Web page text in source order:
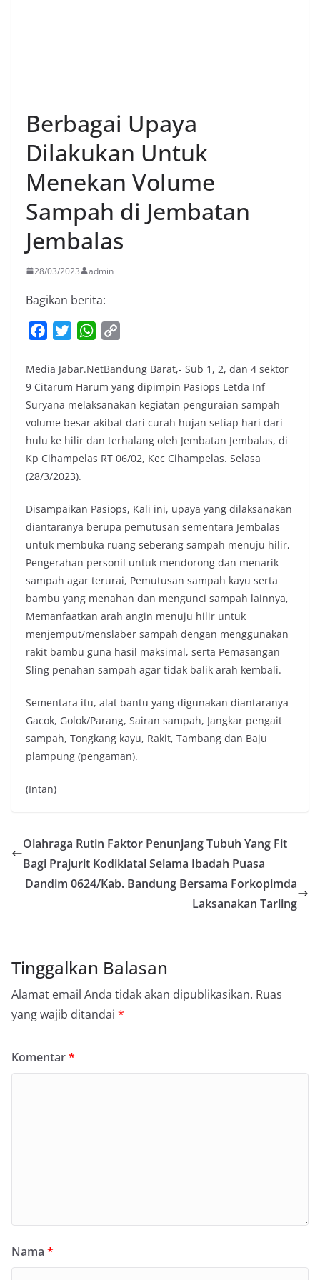
Berbagai Upaya
Dilakukan Untuk
Menekan Volume
Sampah di Jembatan
Jembalas
28/03/2023 admin
Bagikan berita:
c
e
b
o
o
k
i
t
t
e
r
W
a
t
s
A
p
p
p
y
L
i
n
k
Media Jabar.NetBandung Barat,- Sub 1, 2, dan 4 sektor
9 Citarum Harum yang dipimpin Pasiops Letda Inf
Suryana melaksanakan kegiatan penguraian sampah
volume besar akibat dari curah hujan setiap hari dari
hulu ke hilir dan terhalang oleh Jembatan Jembalas, di
Kp Cihampelas RT 06/02, Kec Cihampelas. Selasa
(28/3/2023).
Disampaikan Pasiops, Kali ini, upaya yang dilaksanakan
diantaranya berupa pemutusan sementara Jembalas
untuk membuka ruang seberang sampah menuju hilir,
Pengerahan personil untuk mendorong dan menarik
sampah agar terurai, Pemutusan sampah kayu serta
bambu yang menahan dan mengunci sampah lainnya,
Memanfaatkan arah angin menuju hilir untuk
menjemput/menslaber sampah dengan menggunakan
rakit bambu guna hasil maksimal, serta Pemasangan
Sling penahan sampah agar tidak balik arah kembali.
Sementara itu, alat bantu yang digunakan diantaranya
Gacok, Golok/Parang, Sairan sampah, Jangkar pengait
sampah, Tongkang kayu, Rakit, Tambang dan Baju
plampung (pengaman).
(Intan)
Olahraga Rutin Faktor Penunjang Tubuh Yang Fit
Bagi Prajurit Kodiklatal Selama Ibadah Puasa
Dandim 0624/Kab. Bandung Bersama Forkopimda
Laksanakan Tarling
Tinggalkan Balasan
Alamat email Anda tidak akan dipublikasikan. Ruas
yang wajib ditandai *
Komentar*
Nama *